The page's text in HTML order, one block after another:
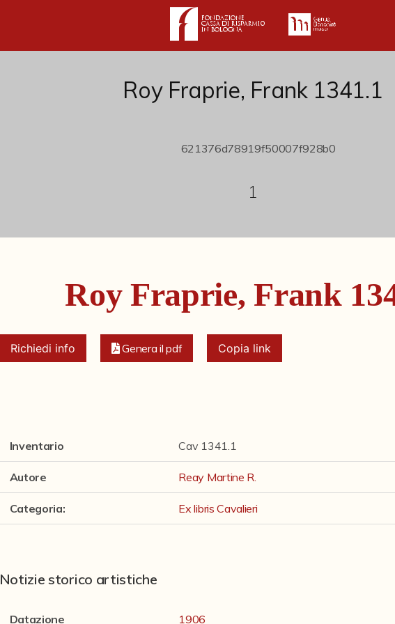
Roy Fraprie, Frank 1341.1
1
Roy Fraprie, Frank
Richiedi info Genera il pdf Copia link
Inventario Cav 1341.1
Autore Reay Martine R.
Categoria: Ex libris Cavalieri
Notizie storico artistiche
Datazione 1906